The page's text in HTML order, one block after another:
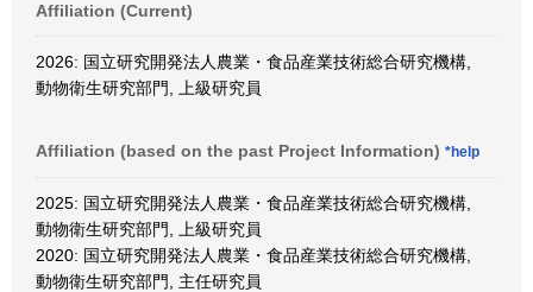
Affiliation (Current)
2026: 国立研究開発法人農業・食品産業技術総合研究機構,
動物衛生研究部門, 上級研究員
Affiliation (based on the past Project Information) *help
2025: 国立研究開発法人農業・食品産業技術総合研究機構,
動物衛生研究部門, 上級研究員
2020: 国立研究開発法人農業・食品産業技術総合研究機構,
動物衛生研究部門, 主任研究員